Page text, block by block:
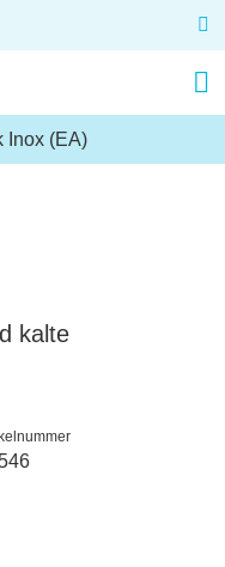
Inox (EA)
kalte